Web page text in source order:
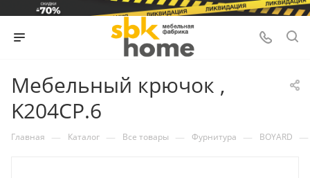
Мебельный крючок ,
K204CP.6
Главная — Каталог — Все товары — Фурнитура — BOYARD —